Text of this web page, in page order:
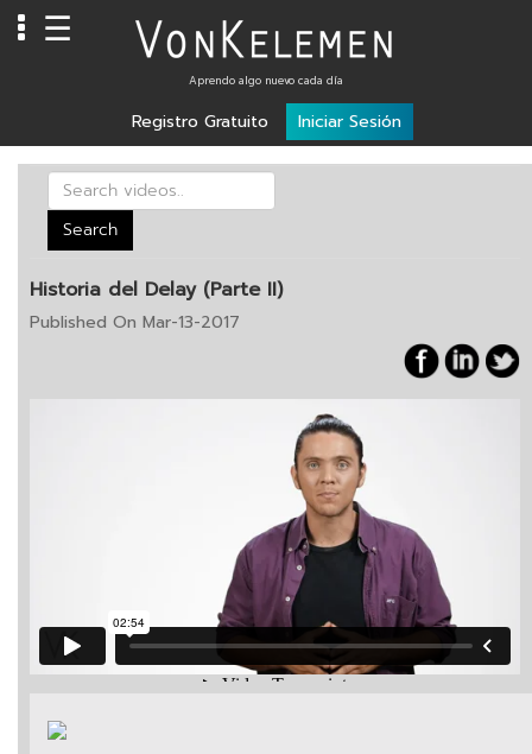
Cursos
Carreras
Costos
vPages
☰
Aprendo algo nuevo cada día
Registro Gratuito Iniciar Sesión
Search
Historia del Delay (Parte II)
Published On Mar-13-2017